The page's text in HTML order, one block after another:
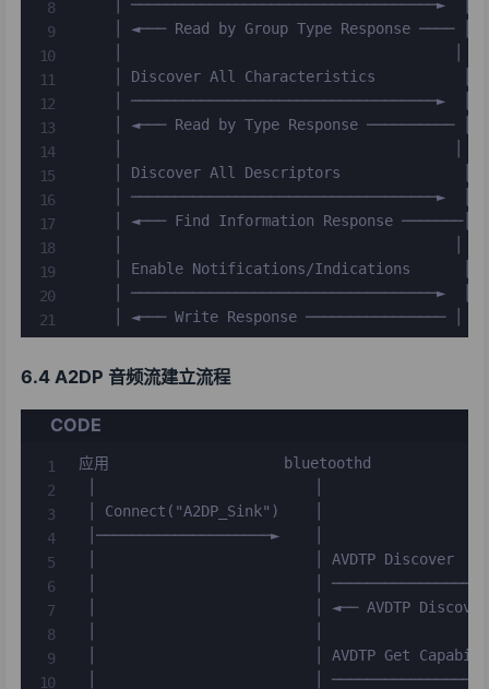
    │ ───────────────────────────────────►  │
    │ ◄─── Read by Group Type Response ──── │
    │ Discover All Characteristics          │
    │ ───────────────────────────────────►  │
    │ ◄─── Read by Type Response ────────── │
    │ Discover All Descriptors              │
    │ ───────────────────────────────────►  │
    │ ◄─── Find Information Response ───────│
    │ Enable Notifications/Indications      │
    │ ───────────────────────────────────►  │
    │ ◄─── Write Response ──────────────── │
6.4 A2DP 音频流建立流程
CODE
应用                    bluetoothd
│ Connect("A2DP_Sink")    │
│────────────────────►    │
│                         │ AVDTP Discover
│                         │
│                         │ ◄── AVDTP Discover
│                         │ AVDTP Get
│                         │